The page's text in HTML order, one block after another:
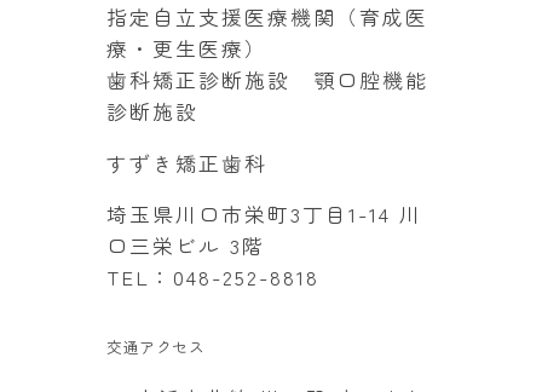
指定自立支援医療機関（育成医
療・更生医療）
歯科矯正診断施設 顎口腔機能
診断施設
すずき矯正歯科
埼玉県川口市栄町3丁目1-14 川
口三栄ビル 3階
TEL：048-252-8818
交通アクセス